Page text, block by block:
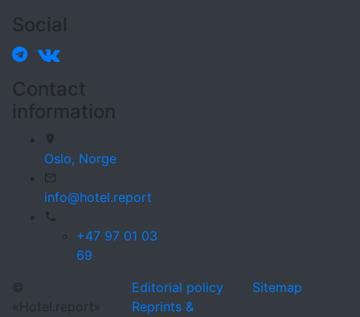
Social
Contact
information
Oslo, Norge
info@hotel.report
+47 97 01 03
69
©
«Hotel.report»
Editorial policy
Reprints &
Sitemap